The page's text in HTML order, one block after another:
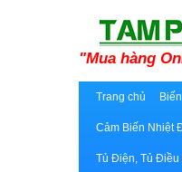
"Mua hàng
Trang chủ
Cảm Biến Nhiệt
Tủ Điện, Tủ Điều